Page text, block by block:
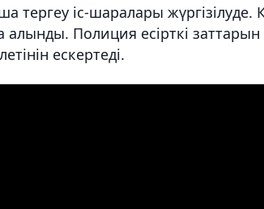
тергеу іс-шаралары жүргізілуде.
алынды. Полиция есірткі
ескертеді.